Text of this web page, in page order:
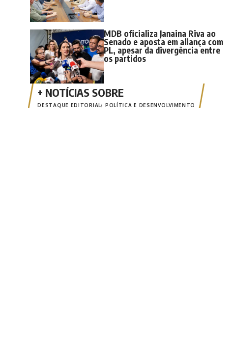
MDB oficializa Janaina Riva ao
Senado e aposta em aliança com
PL, apesar da divergência entre
os partidos
DESTAQUE EDITORIAL POLÍTICA E DESENVOLVIMENTO